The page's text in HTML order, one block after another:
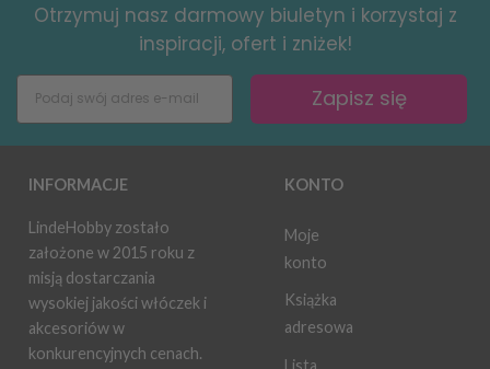
Otrzymuj nasz darmowy biuletyn i korzystaj z
inspiracji, ofert i zniżek!
Zapisz się
INFORMACJE
LindeHobby zostało
założone w 2015 roku z
misją dostarczania
wysokiej jakości włóczek i
akcesoriów w
konkurencyjnych cenach.
KONTO
Moje
konto
Książka
adresowa
Lista